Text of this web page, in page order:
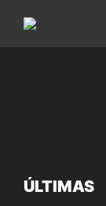
ÚLTIMAS